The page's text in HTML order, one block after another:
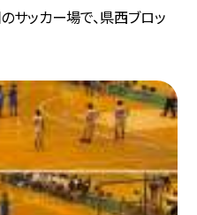
サッカー場で、県西ブロッ